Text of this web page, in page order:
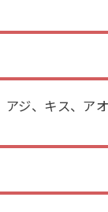
アジ、キス、ア